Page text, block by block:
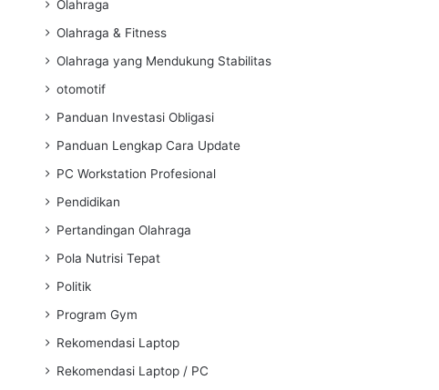
Olahraga
Olahraga & Fitness
Olahraga yang Mendukung Stabilitas
otomotif
Panduan Investasi Obligasi
Panduan Lengkap Cara Update
PC Workstation Profesional
Pendidikan
Pertandingan Olahraga
Pola Nutrisi Tepat
Politik
Program Gym
Rekomendasi Laptop
Rekomendasi Laptop / PC